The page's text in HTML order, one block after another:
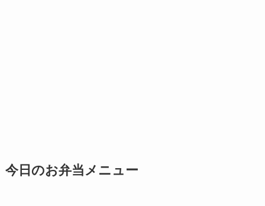
今日のお弁当メニュー